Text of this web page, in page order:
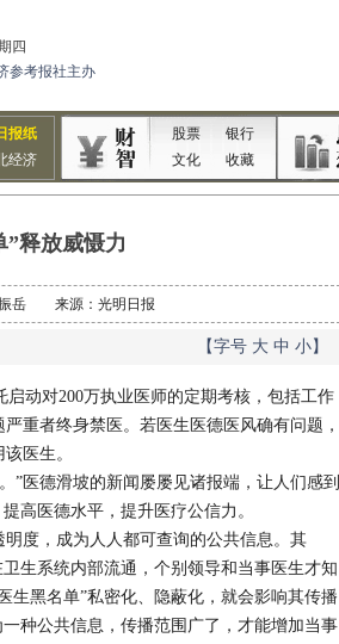
”释放威慑力
岳 来源：光明日报
【字号 大 中 小】
动对200万执业医师的定期考核，包括工作
重者终身禁医。若医生医德医风确有问题，
医生。
医德滑坡的新闻屡屡见诸报端，让人们感到
提高医德水平，提升医疗公信力。
度，成为人人都可查询的公共信息。其
生系统内部流通，个别领导和当事医生才知
生黑名单”私密化、隐蔽化，就会影响其传播
种公共信息，传播范围广了，才能增加当事